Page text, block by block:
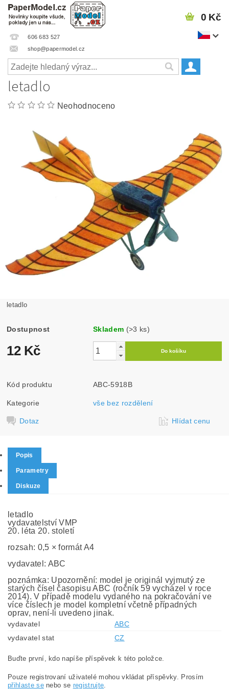
606 683 527
shop@papermodel.cz
0 Kč
letadlo
Neohodnoceno
letadlo
Dostupnost Skladem (>3 ks)
12 Kč
Kód produktu ABC-5918B
Kategorie vše bez rozdělení
Dotaz Hlídat cenu
Popis
Parametry
Diskuze
letadlo
vydavatelství VMP
20. léta 20. století
rozsah: 0,5 × formát A4
vydavatel: ABC
poznámka: Upozornění: model je originál vyjmutý ze
starých čísel časopisu ABC (ročník 59 vycházel v roce
2014). V případě modelu vydaného na pokračování ve
více číslech je model kompletní včetně případných
oprav, není-li uvedeno jinak.
vydavatel
ABC
vydavatel stat
CZ
Buďte první, kdo napíše příspěvek k této položce.
Pouze registrovaní uživatelé mohou vkládat příspěvky. Prosím
přihlaste senebo se registrujte.